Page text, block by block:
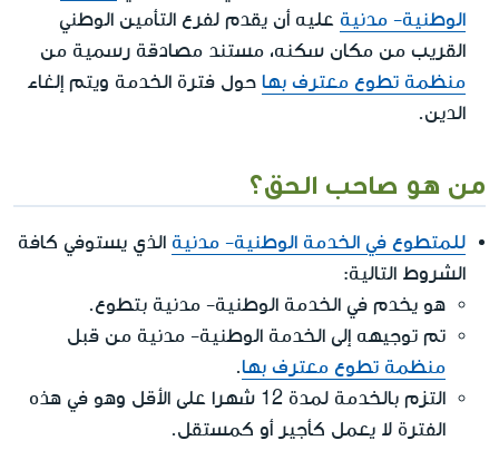
الوطنية- مدنية عليه أن يقدم لفرع التأمين الوطني
القريب من مكان سكنه، مستند مصادقة رسمية من
منظمة تطوع معترف بها حول فترة الخدمة ويتم إلغاء
الدين.
من هو صاحب الحق؟
للمتطوع في الخدمة الوطنية- مدنية الذي يستوفي كافة
الشروط التالية:
هو يخدم في الخدمة الوطنية- مدنية بتطوع.
تم توجيهه إلى الخدمة الوطنية- مدنية من قبل
منظمة تطوع معترف بها.
التزم بالخدمة لمدة 12 شهرا على الأقل وهو في هذه
الفترة لا يعمل كأجير أو كمستقل.